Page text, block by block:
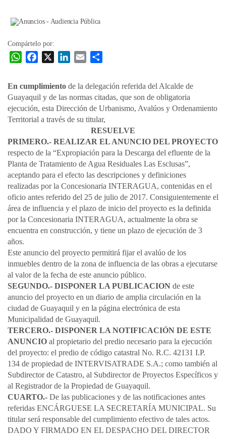
entrada
Compártelo por:
W
s
A
p
e
o
k
e
d
n
l
a
r
t
i
r
En cumplimiento de la delegación referida del Alcalde de
Guayaquil y de las normas citadas, que son de obligatoria
ejecución, esta Dirección de Urbanismo, Avalúos y Ordenamiento
Territorial a través de su titular,
RESUELVE
PRIMERO.- REALIZAR EL ANUNCIO DEL PROYECTO
respecto de la “Expropiación para la Descarga del efluente de la
Planta de Tratamiento de Agua Residuales Las Esclusas”,
aceptando para el efecto las descripciones y definiciones
realizadas por la Concesionaria INTERAGUA, contenidas en el
oficio antes referido del 25 de julio de 2017. Consiguientemente el
área de influencia y el plazo de inicio del proyecto es la definida
por la Concesionaria INTERAGUA, actualmente la obra se
encuentra en construcción, y tiene un plazo de ejecución de 3
años.
Este anuncio del proyecto permitirá fijar el avalúo de los
inmuebles dentro de la zona de influencia de las obras a ejecutarse
al valor de la fecha de este anuncio público.
SEGUNDO.- DISPONER LA PUBLICACION de este
anuncio del proyecto en un diario de amplia circulación en la
ciudad de Guayaquil y en la página electrónica de esta
Municipalidad de Guayaquil.
TERCERO.- DISPONER LA NOTIFICACIÓN DE ESTE
ANUNCIO al propietario del predio necesario para la ejecución
del proyecto: el predio de código catastral No. R.C. 42131 I.P.
134 de propiedad de INTERVISATRADE S.A.; como también al
Subdirector de Catastro, al Subdirector de Proyectos Específicos y
al Registrador de la Propiedad de Guayaquil.
CUARTO.- De las publicaciones y de las notificaciones antes
referidas ENCÁRGUESE LA SECRETARÍA MUNICIPAL. Su
titular será responsable del cumplimiento efectivo de tales actos.
DADO Y FIRMADO EN EL DESPACHO DEL DIRECTOR